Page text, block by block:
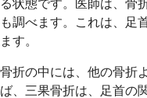
る状態です。医師は、骨
も調べます。これは、足
ます。
骨折の中には、他の骨折
ば、三果骨折は、足首の